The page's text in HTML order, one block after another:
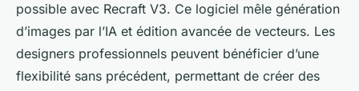
possible avec Recraft V3. Ce logiciel mêle génération
d’images par l’IA et édition avancée de vecteurs. Les
designers professionnels peuvent bénéficier d’une
flexibilité sans précédent, permettant de créer des